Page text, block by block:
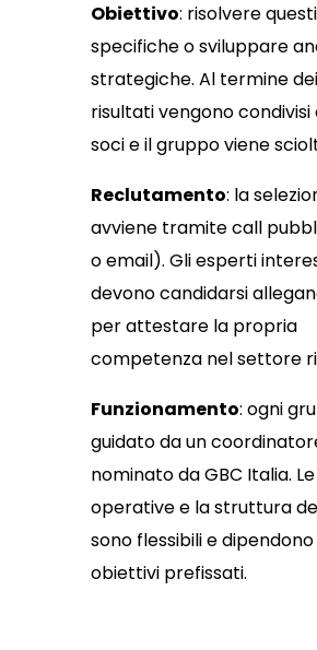
Obiettivo: risolvere
specifiche o sviluppare
strategiche. Al termine
risultati vengono
soci e il gruppo viene
Reclutamento: la
avviene tramite call
o email). Gli esperti
devono candidarsi
per attestare la propria
competenza nel settore
Funzionamento: ogni
guidato da un
nominato da GBC Italia.
operative e la struttura
sono flessibili e
obiettivi prefissati.